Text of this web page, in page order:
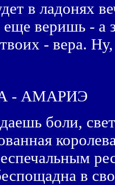
в ладонях
веришь - а
- вера.
- АМАРИЭ
боли,
в